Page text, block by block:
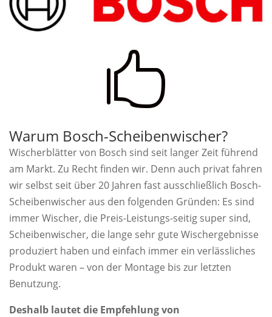

Warum Bosch-Scheibenwischer?
Wischerblätter von Bosch sind seit langer Zeit führend
am Markt. Zu Recht finden wir. Denn auch privat fahren
wir selbst seit über 20 Jahren fast ausschließlich Bosch-
Scheibenwischer aus den folgenden Gründen: Es sind
immer Wischer, die Preis-Leistungs-seitig super sind,
Scheibenwischer, die lange sehr gute Wischergebnisse
produziert haben und einfach immer ein verlässliches
Produkt waren – von der Montage bis zur letzten
Benutzung.
Deshalb lautet die Empfehlung von